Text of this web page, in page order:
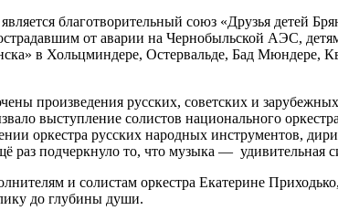
благотворительный союз «Друзья детей
от аварии на Чернобыльской АЭС,
в Хольцминдере, Остервальде, Бад Мюндере,
произведения русских, советских и
выступление солистов национального
оркестра русских народных инструментов,
подчеркнуло то, что музыка — удивительная
и солистам оркестра Екатерине
до глубины души.